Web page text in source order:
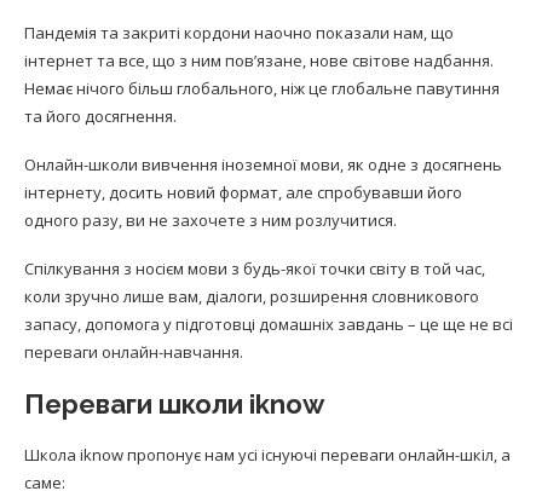
Пандемія та закриті кордони наочно показали нам, що
інтернет та все, що з ним пов’язане, нове світове надбання.
Немає нічого більш глобального, ніж це глобальне павутиння
та його досягнення.
Онлайн-школи вивчення іноземної мови, як одне з досягнень
інтернету, досить новий формат, але спробувавши його
одного разу, ви не захочете з ним розлучитися.
Спілкування з носієм мови з будь-якої точки світу в той час,
коли зручно лише вам, діалоги, розширення словникового
запасу, допомога у підготовці домашніх завдань – це ще не всі
переваги онлайн-навчання.
Переваги школи iknow
Школа iknow пропонує нам усі існуючі переваги онлайн-шкіл, а
саме: